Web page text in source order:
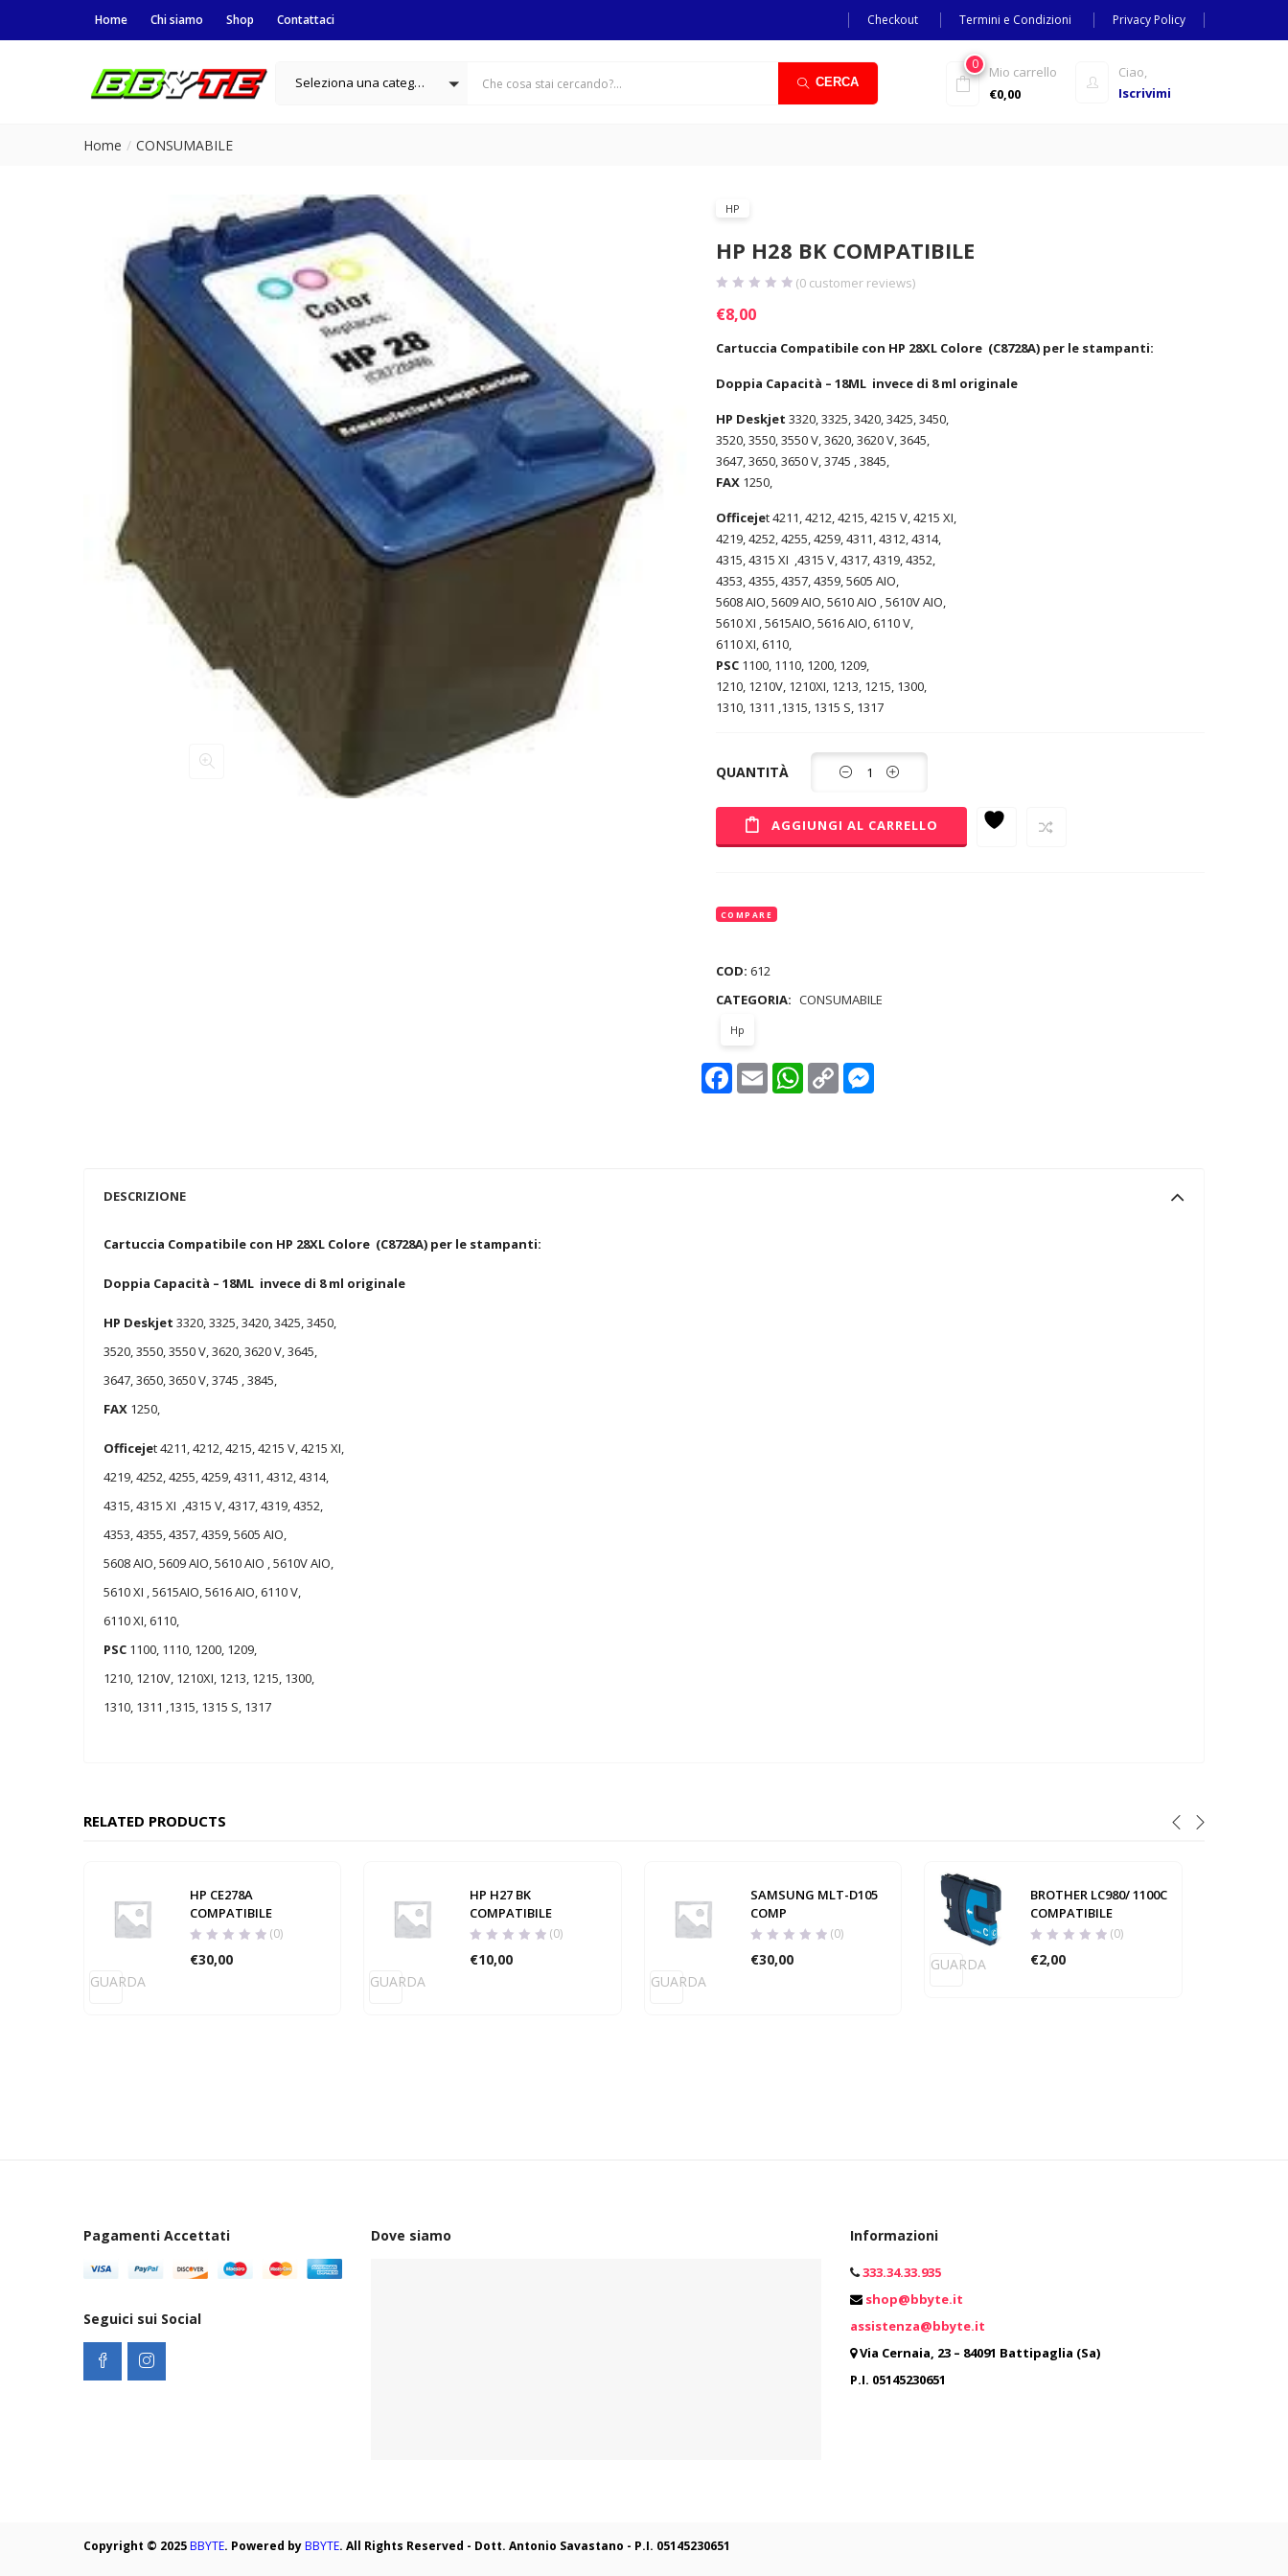
Home Chi siamo Shop Contattaci Checkout Termini e Condizioni Privacy Policy
Seleziona una categoria CERCA
Ciao,
Iscrivimi
0
Mio carrello
€0,00
Home CONSUMABILE
HP
HP H28 BK COMPATIBILE
(0 customer reviews)
€8,00
Cartuccia Compatibile con HP 28XL Colore (C8728A) per le stampanti:
Doppia Capacità – 18ML invece di 8 ml originale
HP Deskjet 3320, 3325, 3420, 3425, 3450,
3520, 3550, 3550 V, 3620, 3620 V, 3645,
3647, 3650, 3650 V, 3745 , 3845,
FAX 1250,
Officejet 4211, 4212, 4215, 4215 V, 4215 XI,
4219, 4252, 4255, 4259, 4311, 4312, 4314,
4315, 4315 XI ,4315 V, 4317, 4319, 4352,
4353, 4355, 4357, 4359, 5605 AIO,
5608 AIO, 5609 AIO, 5610 AIO , 5610V AIO,
5610 XI , 5615AIO, 5616 AIO, 6110 V,
6110 XI, 6110,
PSC 1100, 1110, 1200, 1209,
1210, 1210V, 1210XI, 1213, 1215, 1300,
1310, 1311 ,1315, 1315 S, 1317
QUANTITÀ
AGGIUNGI AL CARRELLO
COMPARE
COD: 612
CATEGORIA: CONSUMABILE
Hp
Facebook
Email WhatsApp
Copy
Link
DESCRIZIONE
Cartuccia Compatibile con HP 28XL Colore (C8728A) per le stampanti:
Doppia Capacità – 18ML invece di 8 ml originale
HP Deskjet 3320, 3325, 3420, 3425, 3450,
3520, 3550, 3550 V, 3620, 3620 V, 3645,
3647, 3650, 3650 V, 3745 , 3845,
FAX 1250,
Officejet 4211, 4212, 4215, 4215 V, 4215 XI,
4219, 4252, 4255, 4259, 4311, 4312, 4314,
4315, 4315 XI ,4315 V, 4317, 4319, 4352,
4353, 4355, 4357, 4359, 5605 AIO,
5608 AIO, 5609 AIO, 5610 AIO , 5610V AIO,
5610 XI , 5615AIO, 5616 AIO, 6110 V,
6110 XI, 6110,
PSC 1100, 1110, 1200, 1209,
1210, 1210V, 1210XI, 1213, 1215, 1300,
1310, 1311 ,1315, 1315 S, 1317
RELATED PRODUCTS
GUARDA
HP CE278A
COMPATIBILE
(0)
€30,00
GUARDA
HP H27 BK
COMPATIBILE
(0)
€10,00
GUARDA
SAMSUNG MLT-D105
COMP
(0)
€30,00 GUARDA
BROTHER LC980/ 1100C
COMPATIBILE
(0)
€2,00
Pagamenti Accettati
Seguici sui Social
Informazioni
333.34.33.935
shop@bbyte.it
assistenza@bbyte.it
Via Cernaia, 23 – 84091 Battipaglia (Sa)
P.I. 05145230651
Dove siamo
Copyright © 2025BBYTE. Powered byBBYTE. All Rights Reserved - Dott. Antonio Savastano - P.I. 05145230651